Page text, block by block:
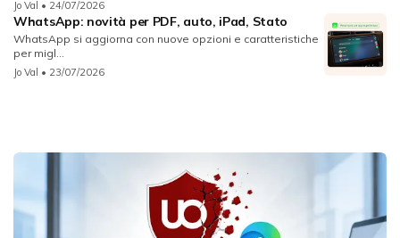
Jo Val • 24/07/2026
WhatsApp: novità per PDF, auto, iPad, Stato
WhatsApp si aggiorna con nuove opzioni e caratteristiche
per migl...
Jo Val • 23/07/2026